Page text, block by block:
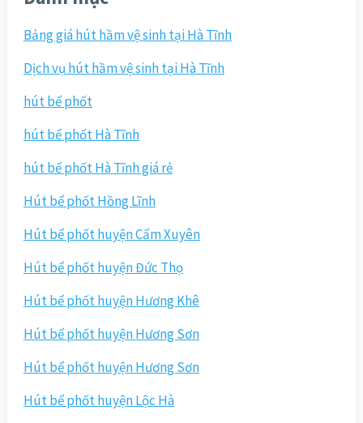
Bảng giá hút hầm vệ sinh tại Hà Tĩnh
Dịch vụ hút hầm vệ sinh tại Hà Tĩnh
hút bể phốt
hút bể phốt Hà Tĩnh
hút bể phốt Hà Tĩnh giá rẻ
Hút bể phốt Hồng Lĩnh
Hút bể phốt huyện Cẩm Xuyên
Hút bể phốt huyện Đức Thọ
Hút bể phốt huyện Hương Khê
Hút bể phốt huyện Hương Sơn
Hút bể phốt huyện Hương Sơn
Hút bể phốt huyện Lộc Hà